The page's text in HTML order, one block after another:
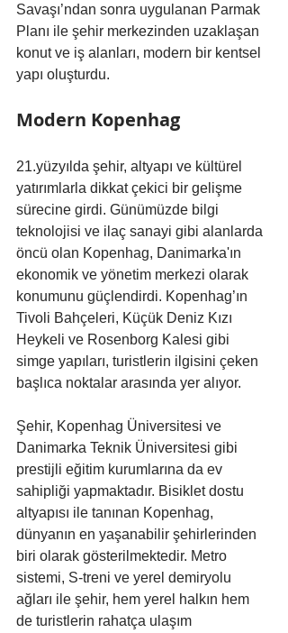
Savaşı’ndan sonra uygulanan Parmak
Planı ile şehir merkezinden uzaklaşan
konut ve iş alanları, modern bir kentsel
yapı oluşturdu.
Modern Kopenhag
21.yüzyılda şehir, altyapı ve kültürel
yatırımlarla dikkat çekici bir gelişme
sürecine girdi. Günümüzde bilgi
teknolojisi ve ilaç sanayi gibi alanlarda
öncü olan Kopenhag, Danimarka'ın
ekonomik ve yönetim merkezi olarak
konumunu güçlendirdi. Kopenhag’ın
Tivoli Bahçeleri, Küçük Deniz Kızı
Heykeli ve Rosenborg Kalesi gibi
simge yapıları, turistlerin ilgisini çeken
başlıca noktalar arasında yer alıyor.
Şehir, Kopenhag Üniversitesi ve
Danimarka Teknik Üniversitesi gibi
prestijli eğitim kurumlarına da ev
sahipliği yapmaktadır. Bisiklet dostu
altyapısı ile tanınan Kopenhag,
dünyanın en yaşanabilir şehirlerinden
biri olarak gösterilmektedir. Metro
sistemi, S-treni ve yerel demiryolu
ağları ile şehir, hem yerel halkın hem
de turistlerin rahatça ulaşım